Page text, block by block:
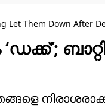
Let Them Down After
തങ്ങളെ